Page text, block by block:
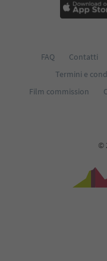
FAQ Contatti
Termini e
Film commission
©